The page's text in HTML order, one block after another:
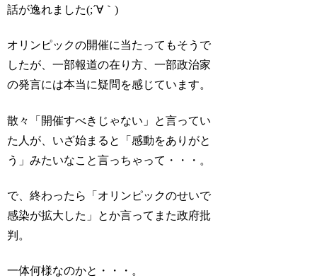
話が逸れました(;´∀｀)
オリンピックの開催に当たってもそうで
したが、一部報道の在り方、一部政治家
の発言には本当に疑問を感じています。
散々「開催すべきじゃない」と言ってい
た人が、いざ始まると「感動をありがと
う」みたいなこと言っちゃって・・・。
で、終わったら「オリンピックのせいで
感染が拡大した」とか言ってまた政府批
判。
一体何様なのかと・・・。